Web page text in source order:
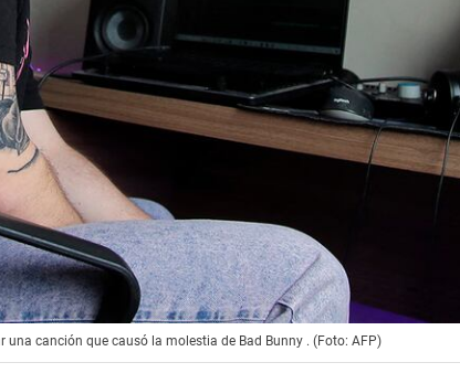
canción que causó la molestia de Bad Bunny . (Foto: AFP)